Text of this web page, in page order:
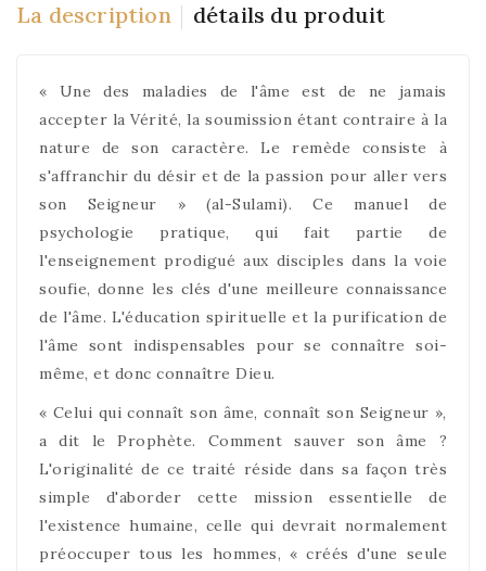
La description détails du produit
« Une des maladies de l'âme est de ne jamais
accepter la Vérité, la soumission étant contraire à la
nature de son caractère. Le remède consiste à
s'affranchir du désir et de la passion pour aller vers
son Seigneur » (al-Sulami). Ce manuel de
psychologie pratique, qui fait partie de
l'enseignement prodigué aux disciples dans la voie
soufie, donne les clés d'une meilleure connaissance
de l'âme. L'éducation spirituelle et la purification de
l'âme sont indispensables pour se connaître soi-
même, et donc connaître Dieu.
« Celui qui connaît son âme, connaît son Seigneur »,
a dit le Prophète. Comment sauver son âme ?
L'originalité de ce traité réside dans sa façon très
simple d'aborder cette mission essentielle de
l'existence humaine, celle qui devrait normalement
préoccuper tous les hommes, « créés d'une seule